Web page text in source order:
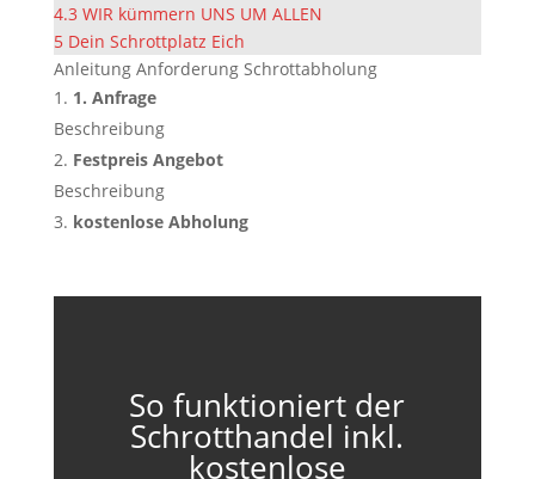
4.3 WIR kümmern UNS UM ALLEN
5 Dein Schrottplatz Eich
Anleitung Anforderung Schrottabholung
1. Anfrage
Beschreibung
Festpreis Angebot
Beschreibung
kostenlose Abholung
So funktioniert der
Schrotthandel inkl.
kostenlose